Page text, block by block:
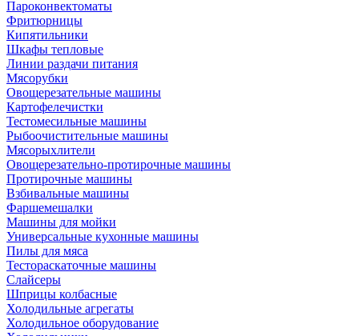
Пароконвектоматы
Фритюрницы
Кипятильники
Шкафы тепловые
Линии раздачи питания
Мясорубки
Овощерезательные машины
Картофелечистки
Тестомесильные машины
Рыбоочистительные машины
Мясорыхлители
Овощерезательно-протирочные машины
Протирочные машины
Взбивальные машины
Фаршемешалки
Машины для мойки
Универсальные кухонные машины
Пилы для мяса
Тестораскаточные машины
Слайсеры
Шприцы колбасные
Холодильные агрегаты
Холодильное оборудование